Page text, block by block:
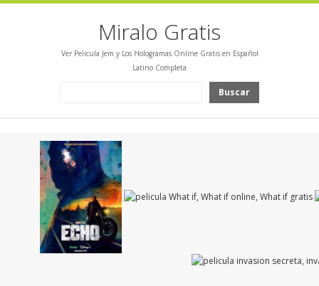
Miralo Gratis
Ver Pelicula Jem y Los Hologramas Online Gratis en Español
Latino Completa
Buscar